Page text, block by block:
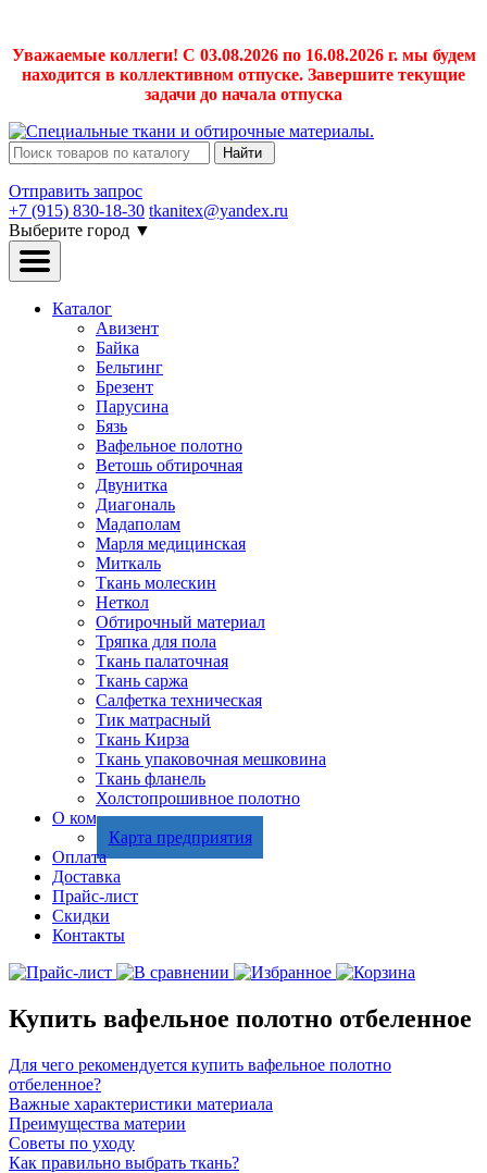
Уважаемые коллеги! С 03.08.2026 по 16.08.2026 г. мы будем
находится в коллективном отпуске. Завершите текущие
задачи до начала отпуска
Найти
Отправить запрос
+7 (915) 830-18-30 tkanitex@yandex.ru
Выберите город ▼
Каталог
Авизент
Байка
Бельтинг
Брезент
Парусина
Бязь
Вафельное полотно
Ветошь обтирочная
Двунитка
Диагональ
Мадаполам
Марля медицинская
Миткаль
Ткань молескин
Неткол
Обтирочный материал
Тряпка для пола
Ткань палаточная
Ткань саржа
Салфетка техническая
Тик матрасный
Ткань Кирза
Ткань упаковочная мешковина
Ткань фланель
Холстопрошивное полотно
О компании
Карта предприятия
Оплата
Доставка
Прайс-лист
Скидки
Контакты
Купить вафельное полотно отбеленное
Для чего рекомендуется купить вафельное полотно
отбеленное?
Важные характеристики материала
Преимущества материи
Советы по уходу
Как правильно выбрать ткань?